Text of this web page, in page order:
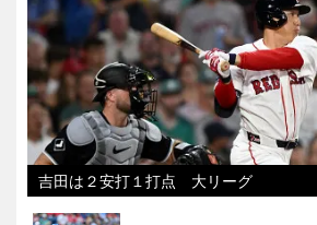
吉田は２安打１打点 大リーグ